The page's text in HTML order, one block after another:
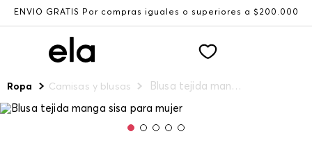
ENVÍO GRATIS Por compras iguales o superiores a $200.000
Ropa Camisas y blusas Blusa tejida manga sisa para mujer